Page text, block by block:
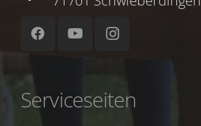
Serviceseiten